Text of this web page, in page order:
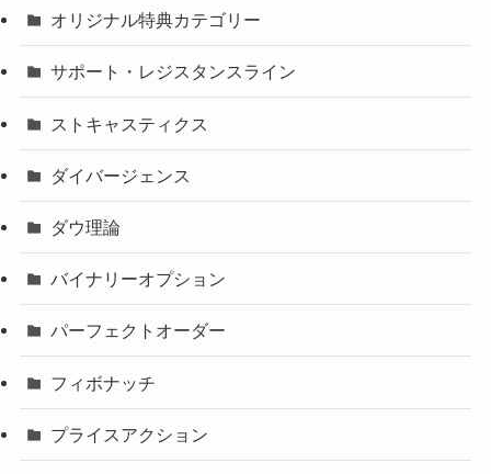
オリジナル特典カテゴリー
サポート・レジスタンスライン
ストキャスティクス
ダイバージェンス
ダウ理論
バイナリーオプション
パーフェクトオーダー
フィボナッチ
プライスアクション